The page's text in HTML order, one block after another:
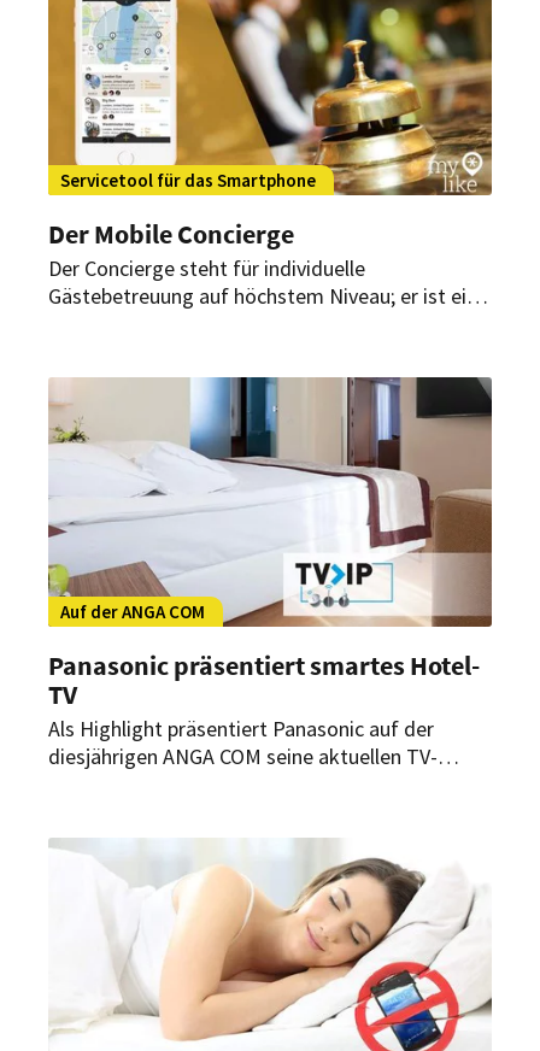
Servicetool für das Smartphone
Der Mobile Concierge
Der Concierge steht für individuelle
Gästebetreuung auf höchstem Niveau; er ist ein
Plattform myLike jetzt auf die Smartphones der
Gäste.
Auf der ANGA COM
Panasonic präsentiert smartes Hotel-
TV
Als Highlight präsentiert Panasonic auf der
diesjährigen ANGA COM seine aktuellen TV-
TV-Signale auf viele Geräte verteilen können –
und das kostengünstig und komfortabel.